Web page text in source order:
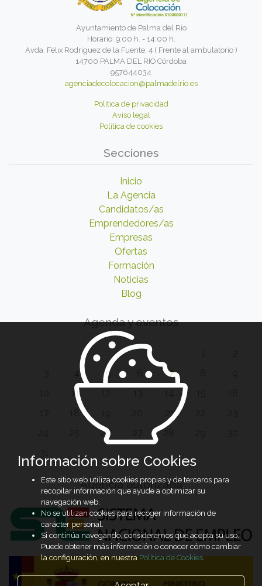
Ayuntamiento de Palma del Río
Horario: 9:00 h. - 14:00 h.
Avda. Félix Rodriguez de la Fuente, 4 ( Frente al ambulatorio )
14700 PALMA DEL RIO Córdoba
957644034
agenciadecolocacion@palmadelrio.es
Política de privacidad
Aviso legal
Política de cookies
Secciones
Inicio
La Agencia
Candidatos/as
Emprendedores/as
Empresas
Ofertas
Formación
Noticias
Blog
Agenda y eventos
5 7
11
21
26 28
Agencia autorizada
Información sobre Cookies
Este sitio web utiliza cookies propias y de terceros para
recopilar información que ayude a optimizar su
navegación web.
No se utilizan cookies para recoger información de
carácter personal.
Si continúa navegando, consideramos que acepta su uso.
Puede obtener más información o conocer cómo cambiar
la configuración, en nuestraPolítica de Cookies.